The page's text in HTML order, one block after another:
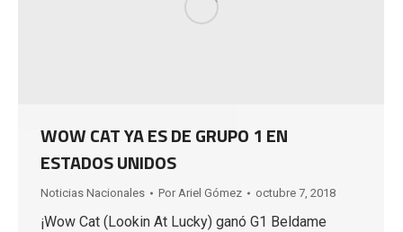
WOW CAT YA ES DE GRUPO 1 EN
ESTADOS UNIDOS
Noticias Nacionales Por Ariel Gómez octubre 7, 2018
¡Wow Cat (Lookin At Lucky) ganó G1 Beldame